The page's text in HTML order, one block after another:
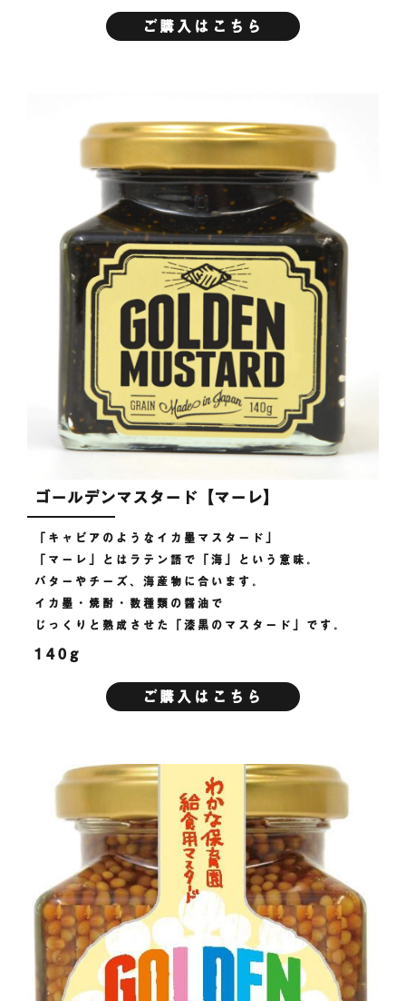
ご購入はこちら
ゴールデンマスタード【マーレ】
「キャビアのようなイカ墨マスタード」
「マーレ」とはラテン語で「海」という意味。
バターやチーズ、海産物に合います。
イカ墨・焼酎・数種類の醤油で
じっくりと熟成させた「漆黒のマスタード」です。
140g
ご購入はこちら